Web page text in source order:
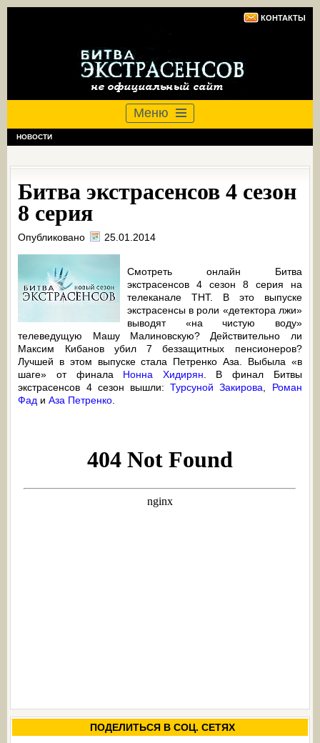
КОНТАКТЫ
Меню
НОВОСТИ
Битва экстрасенсов 4 сезон
8 серия
Опубликовано 25.01.2014
Смотреть онлайн Битва
экстрасенсов 4 сезон 8 серия на
телеканале ТНТ. В это выпуске
экстрасенсы в роли «детектора лжи»
выводят «на чистую воду»
телеведущую Машу Малиновскую? Действительно ли
Максим Кибанов убил 7 беззащитных пенсионеров?
Лучшей в этом выпуске стала Петренко Аза. Выбыла «в
шаге» от финала Нонна Хидирян . В финал Битвы
экстрасенсов 4 сезон вышли:Турсуной Закирова
Роман
Фад иАза Петренко
ПОДЕЛИТЬСЯ В СОЦ. СЕТЯХ